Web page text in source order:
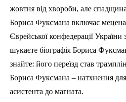
жовтня від хвороби, але
Бориса Фуксмана включає
Єврейської конфедерації
шукаєте біографія Бориса
знайте: його переїзд став
Бориса Фуксмана – натхнення для
асистента до магната.